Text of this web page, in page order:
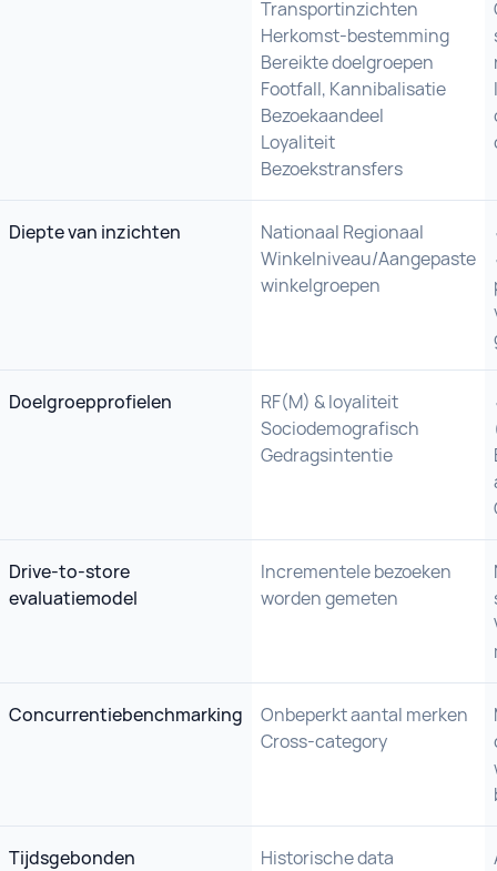
Transportinzichten
Herkomst-bestemming
Bereikte doelgroepen
Footfall, Kannibalisatie
Bezoekaandeel
Loyaliteit
Bezoekstransfers
Diepte van inzichten
Nationaal Regionaal
Winkelniveau/Aangepaste
winkelgroepen
Doelgroepprofielen
RF(M) & loyaliteit
Sociodemografisch
Gedragsintentie
Drive-to-store
evaluatiemodel
Incrementele bezoeken
worden gemeten
Concurrentiebenchmarking
Onbeperkt aantal merken
Cross-category
Tijdsgebonden
Historische data